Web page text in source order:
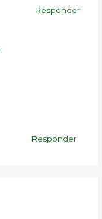
Responder
Responder